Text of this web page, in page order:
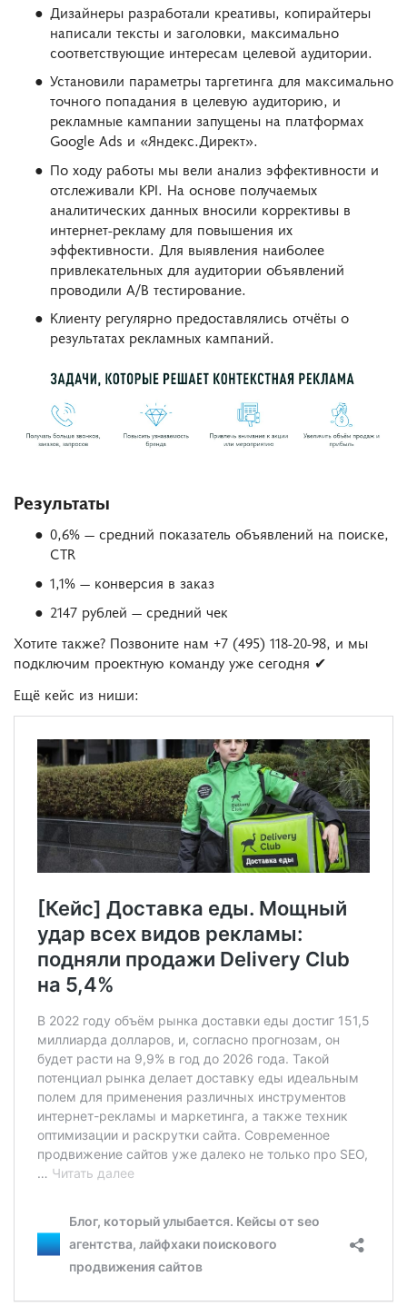
Дизайнеры разработали креативы, копирайтеры
написали тексты и заголовки, максимально
соответствующие интересам целевой аудитории.
Установили параметры таргетинга для максимально
точного попадания в целевую аудиторию, и
рекламные кампании запущены на платформах
Google Ads и «Яндекс.Директ».
По ходу работы мы вели анализ эффективности и
отслеживали KPI. На основе получаемых
аналитических данных вносили коррективы в
интернет-рекламу для повышения их
эффективности. Для выявления наиболее
привлекательных для аудитории объявлений
проводили A/B тестирование.
Клиенту регулярно предоставлялись отчёты о
результатах рекламных кампаний.
Результаты
0,6% — средний показатель объявлений на поиске,
CTR
1,1% — конверсия в заказ
2147 рублей — средний чек
Хотите также? Позвоните нам +7 (495) 118-20-98, и мы
подключим проектную команду уже сегодня ✔
Ещё кейс из ниши: